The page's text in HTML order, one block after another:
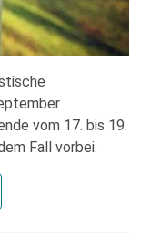
vom 17. bis 19.
Fall vorbei.